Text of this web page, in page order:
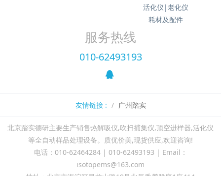
活化仪|老化仪
耗材及配件
服务热线
010-62493193
友情链接 : 广州踏实
北京踏实德研主要生产销售热解吸仪,吹扫捕集仪,顶空进样器,活化仪
等全自动样品处理设备。质优价美,现货供应,欢迎咨询!
电话：010-62464284 | 010-62493193 | Email：
isotopems@163.com